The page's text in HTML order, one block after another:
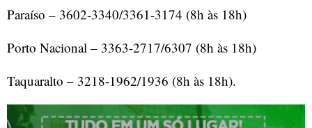
Paraíso – 3602-3340/3361-3174 (8h às 18h)
Porto Nacional – 3363-2717/6307 (8h às 18h)
Taquaralto – 3218-1962/1936 (8h às 18h).